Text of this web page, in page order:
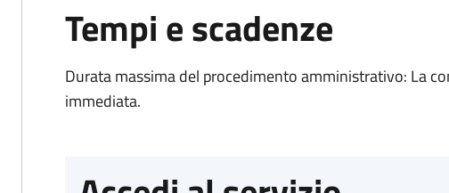
Tempi e scadenze
Durata massima del procedimento amministrativo: La
immediata.